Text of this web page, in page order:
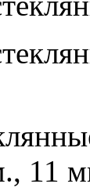
11